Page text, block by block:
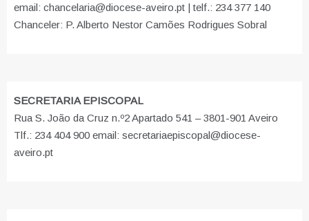
email: chancelaria@diocese-aveiro.pt | telf.: 234 377 140
Chanceler: P. Alberto Nestor Camões Rodrigues Sobral
SECRETARIA EPISCOPAL
Rua S. João da Cruz n.º2 Apartado 541 – 3801-901 Aveiro
Tlf.: 234 404 900 email: secretariaepiscopal@diocese-
aveiro.pt